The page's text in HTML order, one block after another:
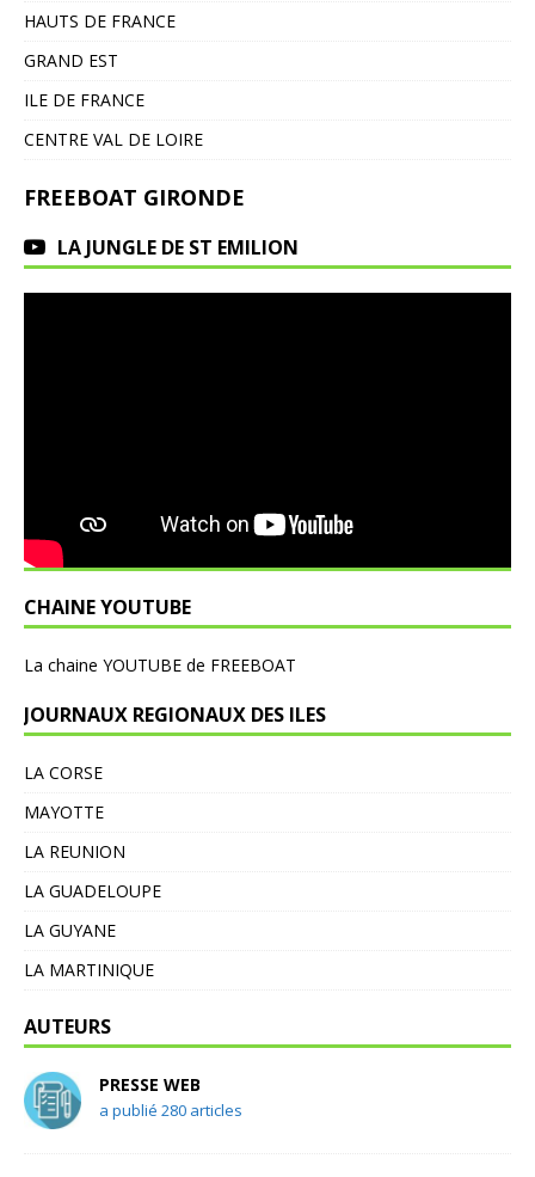
HAUTS DE FRANCE
GRAND EST
ILE DE FRANCE
CENTRE VAL DE LOIRE
FREEBOAT GIRONDE
LA JUNGLE DE ST EMILION
CHAINE YOUTUBE
La chaine YOUTUBE de FREEBOAT
JOURNAUX REGIONAUX DES ILES
LA CORSE
MAYOTTE
LA REUNION
LA GUADELOUPE
LA GUYANE
LA MARTINIQUE
AUTEURS
PRESSE WEB
a publié 280 articles